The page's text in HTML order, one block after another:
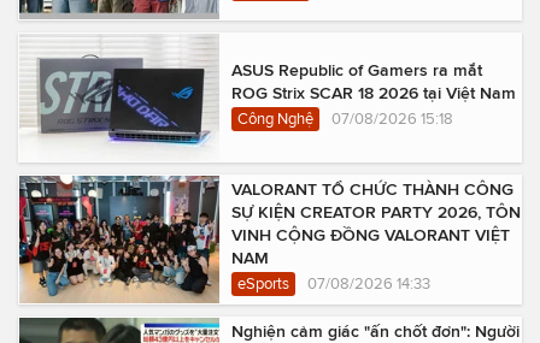
ASUS Republic of Gamers ra mắt
ROG Strix SCAR 18 2026 tại Việt Nam
Công Nghệ 07/08/2026 15:18
VALORANT TỔ CHỨC THÀNH CÔNG
SỰ KIỆN CREATOR PARTY 2026, TÔN
VINH CỘNG ĐỒNG VALORANT VIỆT
NAM
eSports 07/08/2026 14:33
Nghiện cảm giác "ấn chốt đơn": Người